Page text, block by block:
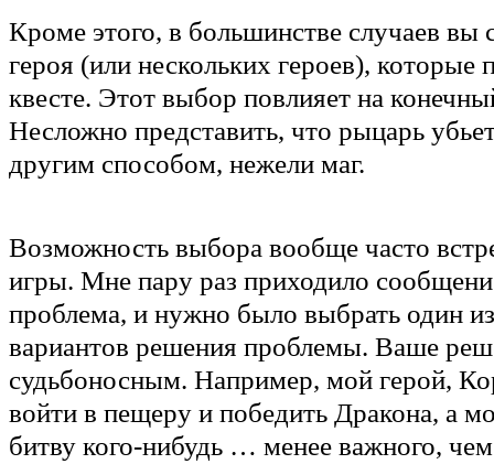
Кроме этого, в большинстве случаев вы
героя (или нескольких героев), которые
квесте. Этот выбор повлияет на
Несложно представить, что рыцарь
другим способом, нежели маг.
Возможность выбора вообще часто
игры. Мне пару раз приходило
проблема, и нужно было выбрать один
вариантов решения проблемы. Ваше
судьбоносным. Например, мой герой,
войти в пещеру и победить Дракона, а
битву кого-нибудь … менее важного,